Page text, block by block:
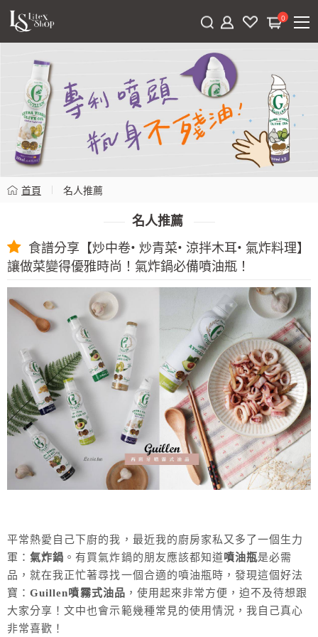
0
首頁 名人推薦
名人推薦
食譜分享【炒中卷• 炒青菜• 涼拌木耳• 氣炸料理】
讓做菜變得優雅時尚！氣炸鍋必備噴油瓶！
平常熱愛自己下廚的我，最近我的廚房家私又多了一個生力
軍：氣炸鍋 。有買氣炸鍋的朋友應該都知道噴油瓶是必需
品，就在我正忙著尋找一個合適的噴油瓶時，發現這個好法
寶：Guillen噴霧式油品 ，使用起來非常方便，迫不及待想跟
大家分享！文中也會示範幾種常見的使用情況，我自己真心
非常喜歡！